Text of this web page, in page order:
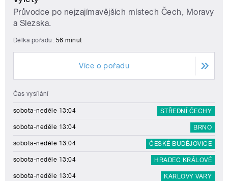
Průvodce po nejzajímavějších místech Čech, Moravy
a Slezska.
Délka pořadu: 56 minut
Více o pořadu
Čas vysílání
sobota-neděle 13:04 STŘEDNÍ ČECHY
sobota-neděle 13:04 BRNO
sobota-neděle 13:04 ČESKÉ BUDĚJOVICE
sobota-neděle 13:04 HRADEC KRÁLOVÉ
sobota-neděle 13:04 KARLOVY VARY